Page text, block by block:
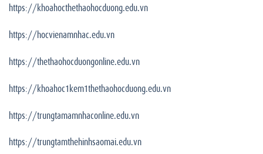
https://khoahocthethaohocduong.edu.vn
https://hocvienamnhac.edu.vn
https://thethaohocduongonline.edu.vn
https://khoahoc1kem1thethaohocduong.edu.vn
https://trungtamamnhaconline.edu.vn
https://trungtamthehinhsaomai.edu.vn